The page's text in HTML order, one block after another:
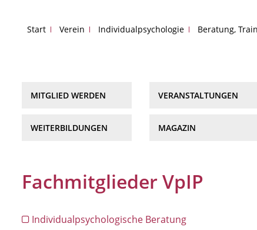
Start Verein Individualpsychologie Beratung,
MITGLIED WERDEN
WEITERBILDUNGEN
VERANSTALTUNGEN
MAGAZIN
Fachmitglieder VpIP
Individualpsychologische Beratung